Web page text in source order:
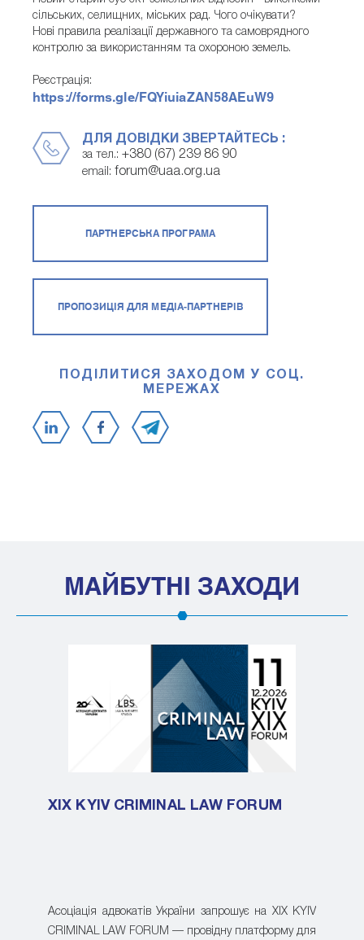
сільських, селищних, міських рад. Чого очікувати?
Нові правила реалізації державного та самоврядного
контролю за використанням та охороною земель.
Реєстрація:
https://forms.gle/FQYiuiaZAN58AEuW9
ДЛЯ ДОВІДКИ ЗВЕРТАЙТЕСЬ :
за тел.: +380 (67) 239 86 90
email: forum@uaa.org.ua
ПАРТНЕРСЬКА ПРОГРАМА
ПРОПОЗИЦІЯ ДЛЯ МЕДІА-ПАРТНЕРІВ
ПОДІЛИТИСЯ ЗАХОДОМ У СОЦ.
МЕРЕЖАХ
МАЙБУТНІ ЗАХОДИ
XIX KYIV CRIMINAL LAW FORUM
Асоціація адвокатів України запрошує на XIX KYIV
CRIMINAL LAW FORUM — провідну платформу для